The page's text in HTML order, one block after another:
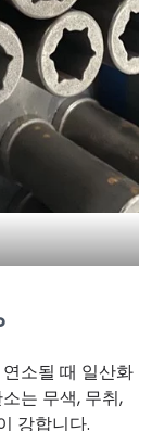
소될 때 일산화
는 무색, 무취,
강합니다.